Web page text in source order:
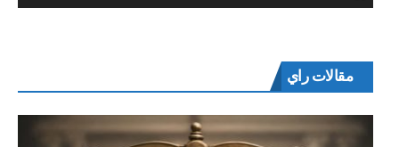
مقالات راي